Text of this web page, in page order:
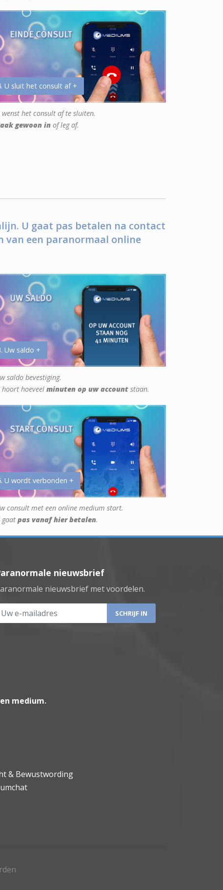
U sluit het consult af +
wenst het consult af te sluiten.
gewoon in of leg af.
U gaat pas betalen na contact
van een paranormaal online
Uw saldo +
saldo bevestiging.
hoort hoeveel minuten op uw account staan.
U wordt verbonden +
consult met een online medium start.
gaat pas vanaf hier betalen.
nieuwsbrief
nieuwsbrief met voordelen.
Uw e-mailadres
medium.
& Bewustwording